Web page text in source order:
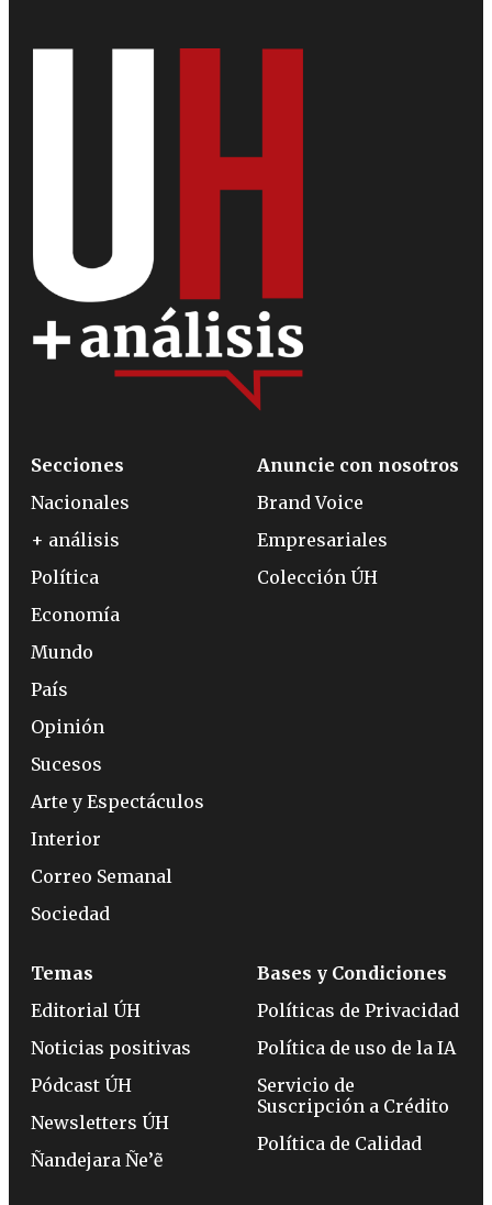
Secciones
Nacionales
+ análisis
Política
Economía
Mundo
País
Opinión
Sucesos
Arte y Espectáculos
Interior
Correo Semanal
Sociedad
Anuncie con nosotros
Brand Voice
Empresariales
Colección ÚH
Temas
Editorial ÚH
Noticias positivas
Pódcast ÚH
Newsletters ÚH
Ñandejara Ñe’ẽ
Bases y Condiciones
Políticas de Privacidad
Política de uso de la IA
Servicio de
Suscripción a Crédito
Política de Calidad